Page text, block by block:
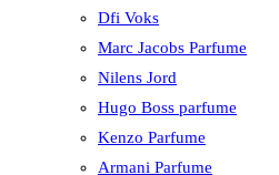
Dfi Voks
Marc Jacobs Parfume
Nilens Jord
Hugo Boss parfume
Kenzo Parfume
Armani Parfume